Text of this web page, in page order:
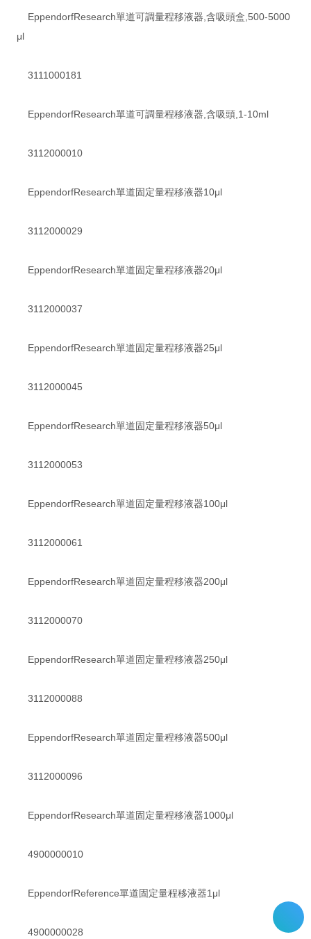
EppendorfResearch單道可調量程移液器,含吸頭盒,500-5000
μl
3111000181
EppendorfResearch單道可調量程移液器,含吸頭,1-10ml
3112000010
EppendorfResearch單道固定量程移液器10μl
3112000029
EppendorfResearch單道固定量程移液器20μl
3112000037
EppendorfResearch單道固定量程移液器25μl
3112000045
EppendorfResearch單道固定量程移液器50μl
3112000053
EppendorfResearch單道固定量程移液器100μl
3112000061
EppendorfResearch單道固定量程移液器200μl
3112000070
EppendorfResearch單道固定量程移液器250μl
3112000088
EppendorfResearch單道固定量程移液器500μl
3112000096
EppendorfResearch單道固定量程移液器1000μl
4900000010
EppendorfReference單道固定量程移液器1μl
4900000028